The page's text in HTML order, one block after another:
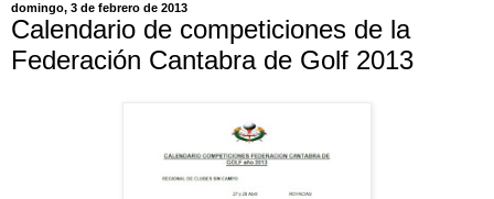
domingo, 3 de febrero de 2013
Calendario de competiciones de la
Federación Cantabra de Golf 2013